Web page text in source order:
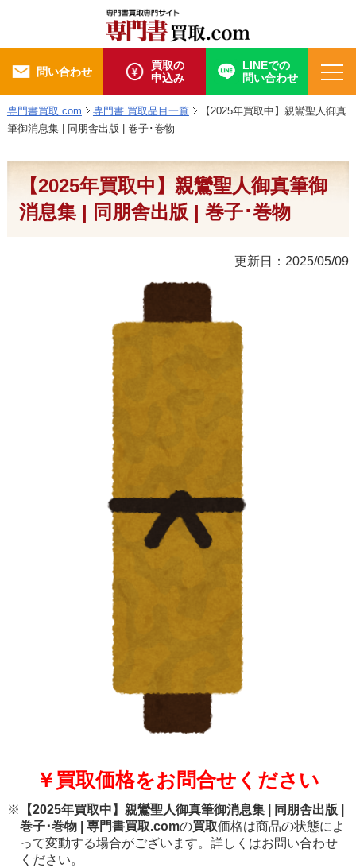
問い合わせ
買取の
申込み
LINEでの
問い合わせ
専門書買取.com 専門書 買取品目一覧
【2025年買取中】親鸞聖人御真
筆御消息集 | 同朋舎出版 | 巻子･巻物
【2025年買取中】親鸞聖人御真筆御
消息集 | 同朋舎出版 | 巻子･巻物
更新日：2025/05/09
￥買取価格をお問合せください
※
【2025年買取中】親鸞聖人御真筆御消息集 | 同朋舎出版 |
巻子･巻物 | 専門書買取.comの買取価格は商品の状態によ
って変動する場合がございます。詳しくはお問い合わせ
ください。